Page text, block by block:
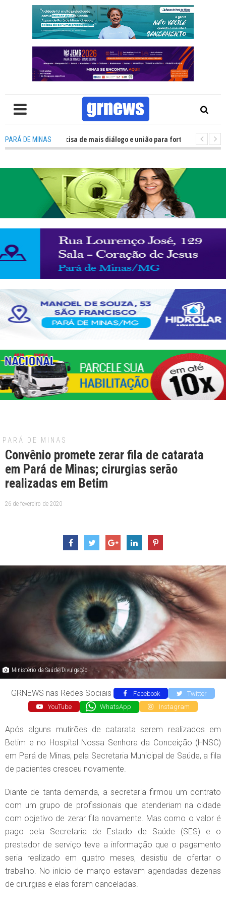
PARÁ DE MINAS
TV: Política precisa de mais diálogo e união para fortalecer Minas e
PARÁ DE MINAS
Convênio promete zerar fila de catarata
em Pará de Minas; cirurgias serão
realizadas em Betim
26 de fevereiro de 2020
Ministério da Saúde/Divulgação
GRNEWS nas Redes Sociais Facebook
Twitter
YouTube
WhatsApp Instagram
Após alguns mutirões de catarata serem realizados em
Betim e no Hospital Nossa Senhora da Conceição (HNSC)
em Pará de Minas, pela Secretaria Municipal de Saúde, a fila
de pacientes cresceu novamente.
Diante de tanta demanda, a secretaria firmou um contrato
com um grupo de profissionais que atenderiam na cidade
com objetivo de zerar fila novamente. Mas como o valor é
pago pela Secretaria de Estado de Saúde (SES) e o
prestador de serviço teve a informação que o pagamento
seria realizado em quatro meses, desistiu de ofertar o
trabalho. No início de março estavam agendadas dezenas
de cirurgias e elas foram canceladas.